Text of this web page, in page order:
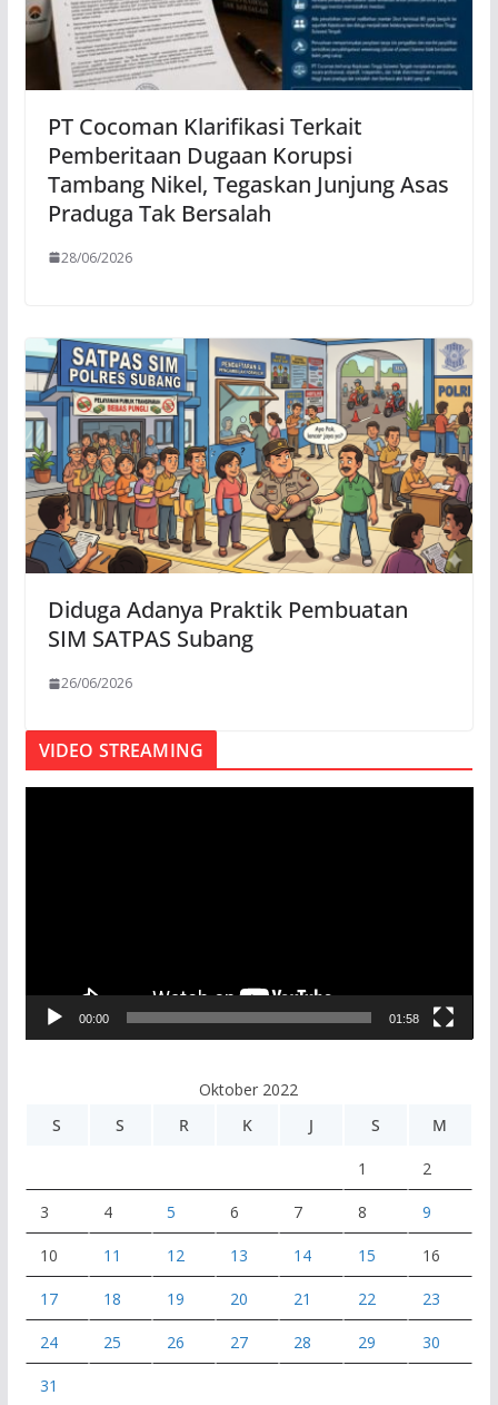
PT Cocoman Klarifikasi Terkait
Pemberitaan Dugaan Korupsi
Tambang Nikel, Tegaskan Junjung Asas
Praduga Tak Bersalah
28/06/2026
Diduga Adanya Praktik Pembuatan
SIM SATPAS Subang
26/06/2026
VIDEO STREAMING
V
00:00 01:58
Oktober 2022
S
S R K J S M
1 2
3 4 5 6 7 8 9
10 11 12 13 14 15 16
17 18 19 20 21 22 23
24 25 26 27 28 29 30
31